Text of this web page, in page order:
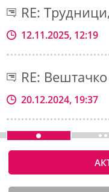
RE:
12.11.2025, 12:19
RE:
20.12.2024, 19:37